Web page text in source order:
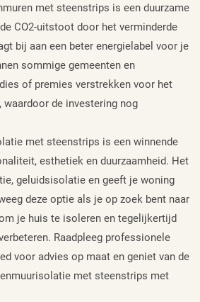
met steenstrips is een duurzame
CO2-uitstoot door het verminderde
bij aan een beter energielabel voor je
sommige gemeenten en
of premies verstrekken voor het
waardoor de investering nog
met steenstrips is een winnende
esthetiek en duurzaamheid. Het
geluidsisolatie en geeft je woning
deze optie als je op zoek bent naar
je huis te isoleren en tegelijkertijd
Raadpleeg professionele
voor advies op maat en geniet van de
met steenstrips met